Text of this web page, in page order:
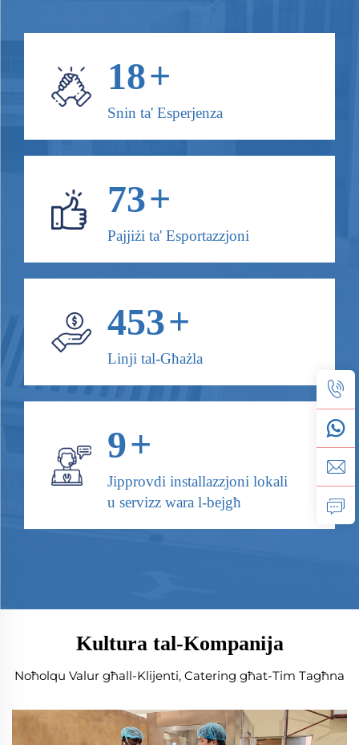
20+
Snin ta' Esperjenza
80+
Pajjiżi ta' Esportazzjoni
500+
Linji tal-Għażla
10+
Jipprovdi installazzjoni lokali
u servizz wara l-bejgħ
Kultura tal-Kompanija
Noħolqu Valur għall-Klijenti, Catering għat-Tim Tagħna